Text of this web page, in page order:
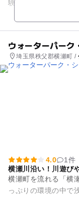
験イベントをはじめ
ウォーターパーク
埼玉県秩父郡横瀬町 /
4.0
1件
横瀬川沿い！川遊び
横瀬町を流れる「横
っぷりの環境の中で